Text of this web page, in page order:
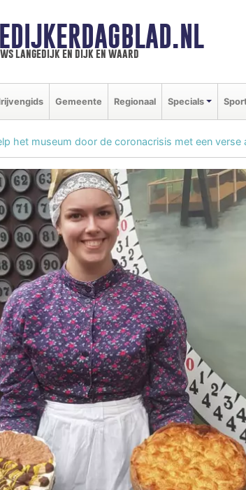
langedijk en dijk en waard
Gemeente Regionaal Specials
het museum door de coronacrisis met een verse